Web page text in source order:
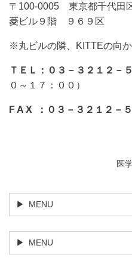
〒100-0005 東京都千代田
菱ビル９階 ９６９区
※丸ビルの隣、KITTEの向
ＴＥＬ：０３－３２１２－
０～１７：００）
F A X ：０３－３２１２－
医
MENU
MENU